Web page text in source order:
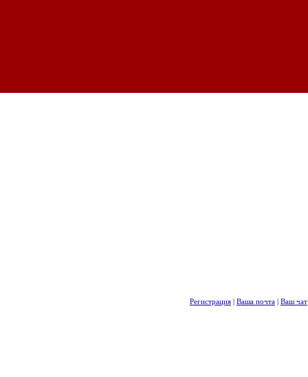
Регистрация | Ваша почта | Ваш чат